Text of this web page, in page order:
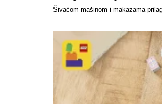
Šivaćom mašinom i makazama